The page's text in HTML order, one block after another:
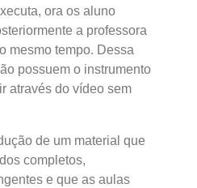
ora os aluno
a professora
mesmo tempo. Dessa
possuem o instrumento
através do vídeo sem
de um material que
completos,
e que as aulas